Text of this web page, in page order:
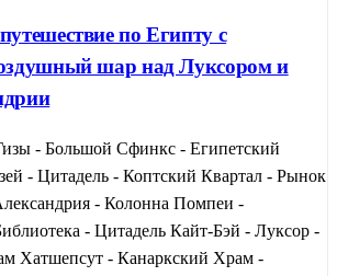
по Египту с
шар над Луксором и
- Большой Сфинкс - Египетский
- Цитадель - Коптский Квартал - Рынок
- Колонна Помпеи -
- Цитадель Кайт-Бэй - Луксор -
Хатшепсут - Канаркский Храм -